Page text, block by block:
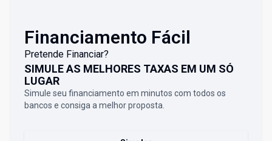
Financiamento Fácil
Pretende Financiar?
SIMULE AS MELHORES TAXAS EM UM SÓ
LUGAR
Simule seu financiamento em minutos com todos os
bancos e consiga a melhor proposta.